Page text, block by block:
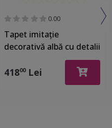
0.00
Tapet imitaţie
decorativă albă cu detalii
argintii, Marburg 32034
41800Lei